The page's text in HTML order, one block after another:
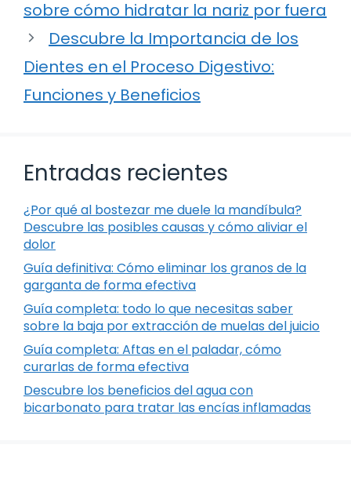
sobre cómo hidratar la nariz por fuera
Descubre la Importancia de los
Dientes en el Proceso Digestivo:
Funciones y Beneficios
Entradas recientes
¿Por qué al bostezar me duele la mandíbula?
Descubre las posibles causas y cómo aliviar el
dolor
Guía definitiva: Cómo eliminar los granos de la
garganta de forma efectiva
Guía completa: todo lo que necesitas saber
sobre la baja por extracción de muelas del juicio
Guía completa: Aftas en el paladar, cómo
curarlas de forma efectiva
Descubre los beneficios del agua con
bicarbonato para tratar las encías inflamadas